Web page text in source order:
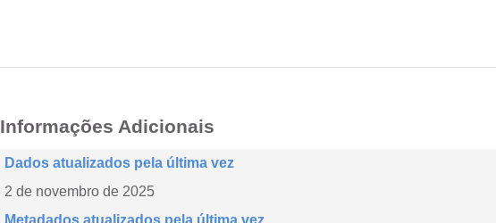
Informações Adicionais
Dados atualizados pela última vez
2 de novembro de 2025
Metadados atualizados pela última vez